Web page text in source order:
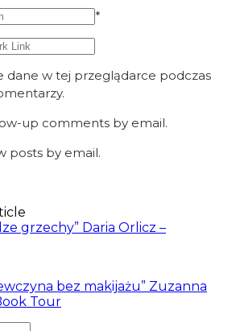
*
dane w tej przeglądarce podczas
up comments by email.
posts by email.
grzechy” Daria Orlicz –
bez makijażu” Zuzanna
Tour